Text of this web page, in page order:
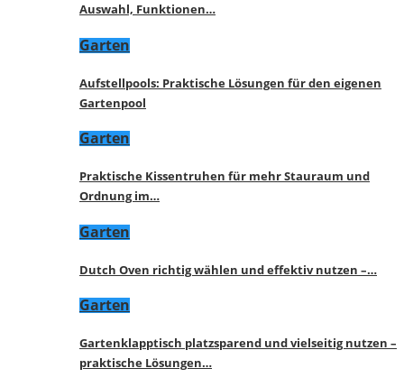
Auswahl, Funktionen…
Garten
Aufstellpools: Praktische Lösungen für den eigenen
Gartenpool
Garten
Praktische Kissentruhen für mehr Stauraum und
Ordnung im…
Garten
Dutch Oven richtig wählen und effektiv nutzen –…
Garten
Gartenklapptisch platzsparend und vielseitig nutzen –
praktische Lösungen…